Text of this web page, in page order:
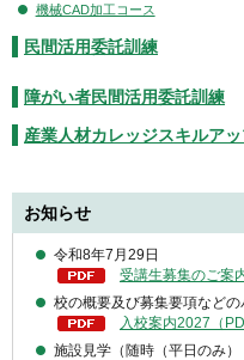
機械CAD加工コース
民間活用委託訓練
障がい者民間活用委託訓練
産業人材カレッジスキルア
お知らせ
令和8年7月29日
受講生募集のご案
校の概要及び募集要項などの
入校案内2027（
施設見学（随時（平日のみ）